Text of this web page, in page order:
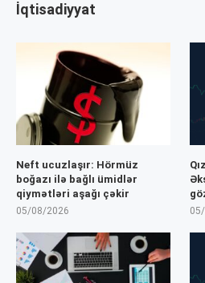
İqtisadiyyat
Neft ucuzlaşır: Hörmüz
boğazı ilə bağlı ümidlər
qiymətləri aşağı çəkir
05/08/2026